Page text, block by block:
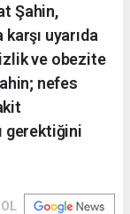
Şahin,
uyarıda
ve obezite
nefes
gerektiğini